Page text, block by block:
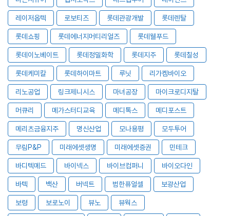
레이저옵텍 로보티즈 롯데관광개발 롯데렌탈
롯데쇼핑 롯데에너지머티리얼즈 롯데웰푸드
롯데이노베이트 롯데정밀화학 롯데지주 롯데칠성
롯데케미칼 롯데하이마트 루닛 리가켐바이오
리노공업 링크제니시스 마녀공장 마이크로디지탈
머큐리 메가스터디교육 메디톡스 메디포스트
메리츠금융지주 명신산업 모나용평 모두투어
무림P&P 미래에셋생명 미래에셋증권 민테크
바디텍메드 바이넥스 바이브컴퍼니 바이오다인
바텍 백산 버넥트 범한퓨얼셀 보광산업
보령 보로노이 뷰노 뷰웍스